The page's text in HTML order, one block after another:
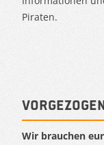
Piraten.
Wir brauchen